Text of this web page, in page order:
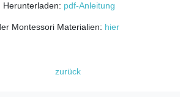
Herunterladen: pdf-Anleitung
Montessori Materialien: hier
zurück